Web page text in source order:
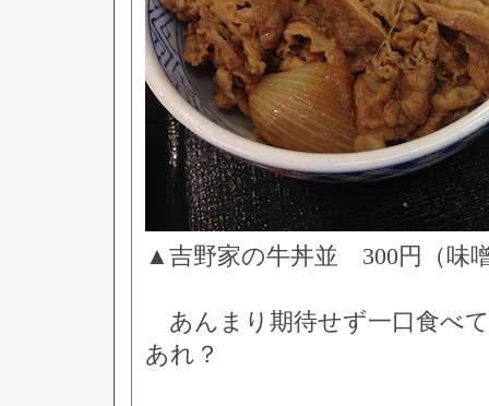
▲吉野家の牛丼並 300円（味
あんまり期待せず一口食べ
あれ？